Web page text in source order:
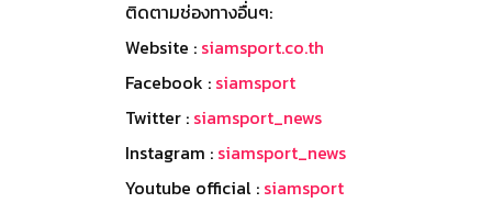
ติดตามช่องทางอื่นๆ:
Website : siamsport.co.th
Facebook : siamsport
Twitter : siamsport_news
Instagram : siamsport_news
Youtube official : siamsport